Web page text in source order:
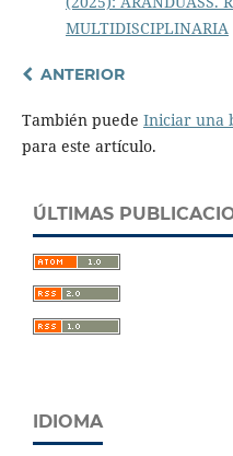
MULTIDISCIPLINARIA
ANTERIOR
También puede Iniciar una
para este artículo.
ÚLTIMAS
IDIOMA